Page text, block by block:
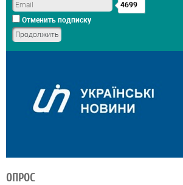
4699
Отменить подписку
ОПРОС